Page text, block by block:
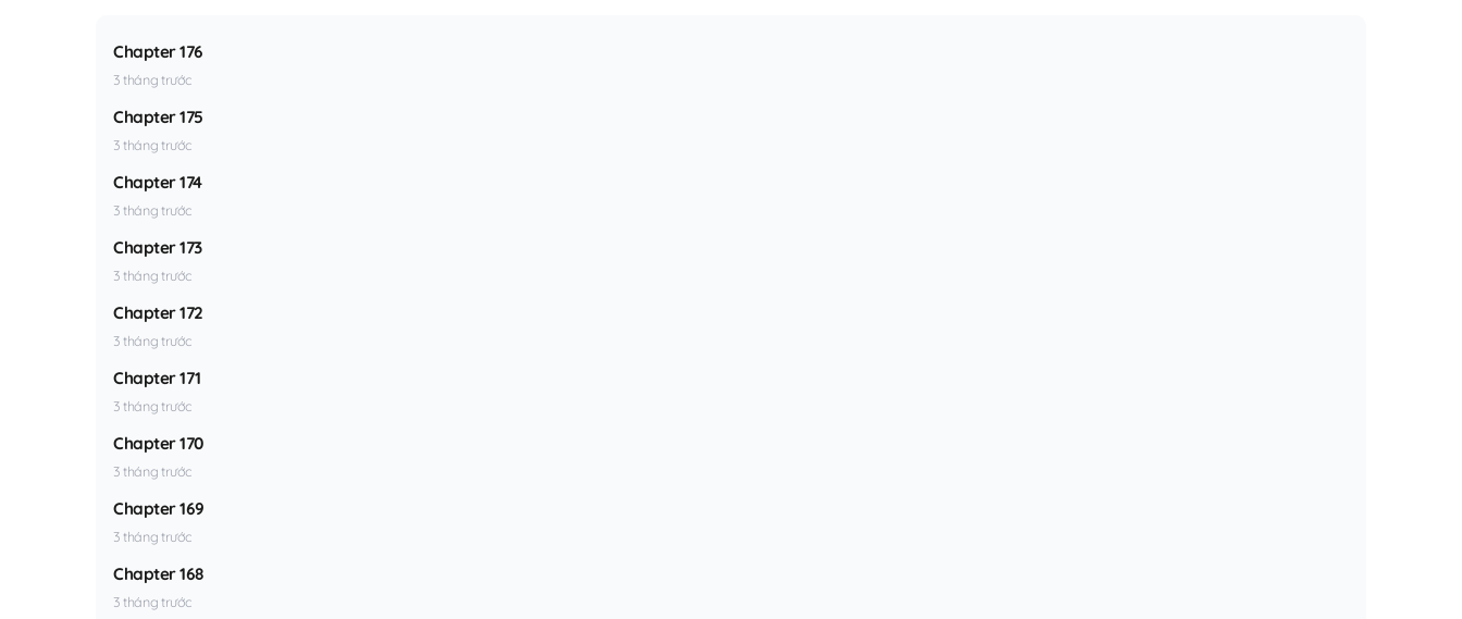
Chapter 176
3 tháng trước
Chapter 175
3 tháng trước
Chapter 174
3 tháng trước
Chapter 173
3 tháng trước
Chapter 172
3 tháng trước
Chapter 171
3 tháng trước
Chapter 170
3 tháng trước
Chapter 169
3 tháng trước
Chapter 168
3 tháng trước